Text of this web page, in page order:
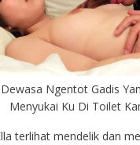
Ngentot Gadis
Menyukai Ku Di Toilet
terlihat mendelik dan